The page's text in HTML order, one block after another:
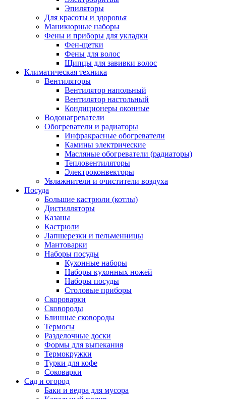
Эпиляторы
Для красоты и здоровья
Маникюрные наборы
Фены и приборы для укладки
Фен-щетки
Фены для волос
Щипцы для завивки волос
Климатическая техника
Вентиляторы
Вентилятор напольный
Вентилятор настольный
Кондиционеры оконные
Водонагреватели
Обогреватели и радиаторы
Инфракрасные обогреватели
Камины электрические
Масляные обогреватели (радиаторы)
Тепловентиляторы
Электроконвекторы
Увлажнители и очистители воздуха
Посуда
Большие кастрюли (котлы)
Дистилляторы
Казаны
Кастрюли
Лапшерезки и пельменницы
Мантоварки
Наборы посуды
Кухонные наборы
Наборы кухонных ножей
Наборы посуды
Столовые приборы
Скороварки
Сковороды
Блинные сковороды
Термосы
Разделочные доски
Формы для выпекания
Термокружки
Турки для кофе
Соковарки
Сад и огород
Баки и ведра для мусора